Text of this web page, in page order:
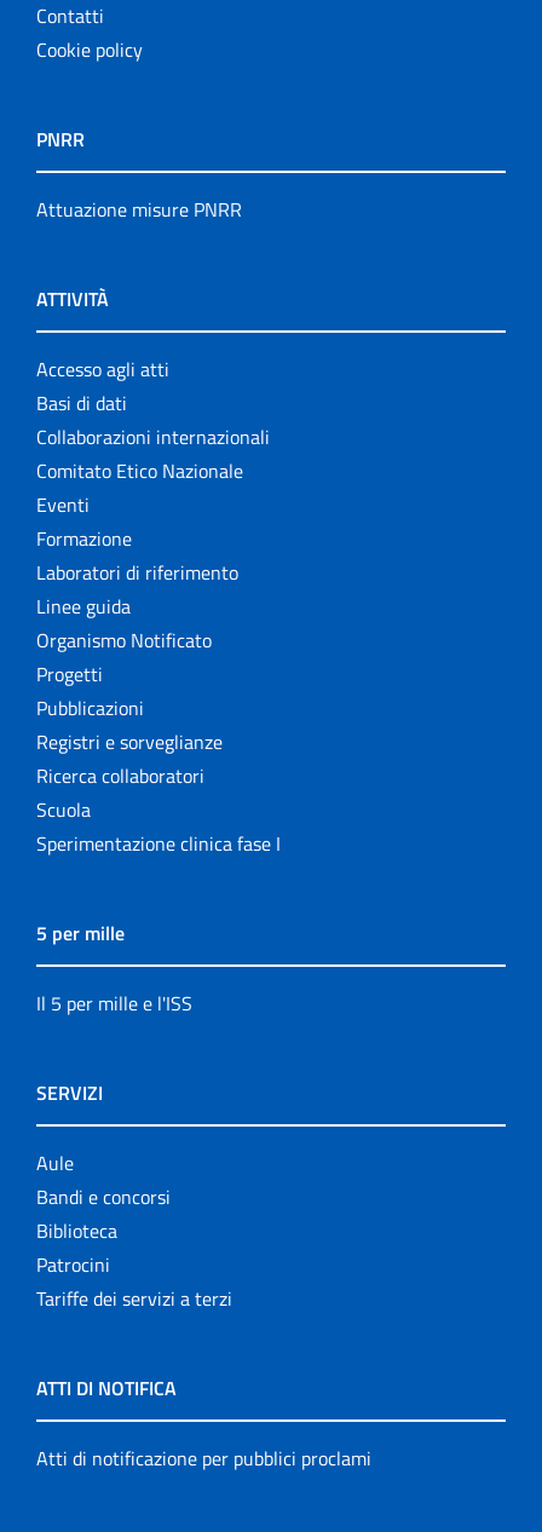
Contatti
Cookie policy
PNRR
Attuazione misure PNRR
ATTIVITÀ
Accesso agli atti
Basi di dati
Collaborazioni internazionali
Comitato Etico Nazionale
Eventi
Formazione
Laboratori di riferimento
Linee guida
Organismo Notificato
Progetti
Pubblicazioni
Registri e sorveglianze
Ricerca collaboratori
Scuola
Sperimentazione clinica fase I
5 per mille
Il 5 per mille e l'ISS
SERVIZI
Aule
Bandi e concorsi
Biblioteca
Patrocini
Tariffe dei servizi a terzi
ATTI DI NOTIFICA
Atti di notificazione per pubblici proclami